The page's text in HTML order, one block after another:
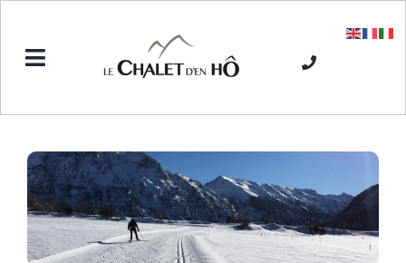
contenu
Toggle
Navigation
Accueil
L’Hôtel SPA
Séjours hiver